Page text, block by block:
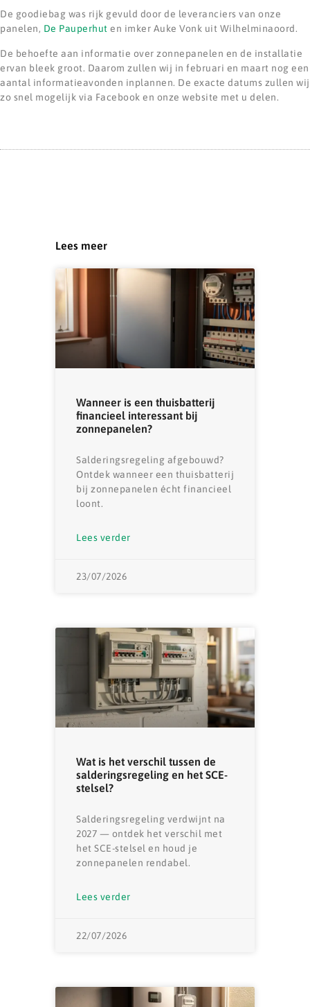
De goodiebag was rijk gevuld door de leveranciers van onze
panelen, De Pauperhut en imker Auke Vonk uit Wilhelminaoord.
De behoefte aan informatie over zonnepanelen en de installatie
ervan bleek groot. Daarom zullen wij in februari en maart nog een
aantal informatieavonden inplannen. De exacte datums zullen wij
zo snel mogelijk via Facebook en onze website met u delen.
Lees meer
Wanneer is een thuisbatterij
financieel interessant bij
zonnepanelen?
Salderingsregeling afgebouwd?
Ontdek wanneer een thuisbatterij
bij zonnepanelen écht financieel
loont.
Lees verder
23/07/2026
Wat is het verschil tussen de
salderingsregeling en het SCE-
stelsel?
Salderingsregeling verdwijnt na
2027 — ontdek het verschil met
het SCE-stelsel en houd je
zonnepanelen rendabel.
Lees verder
22/07/2026